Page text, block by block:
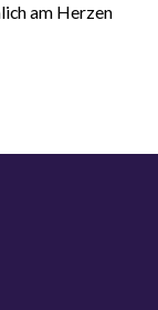
am Herzen